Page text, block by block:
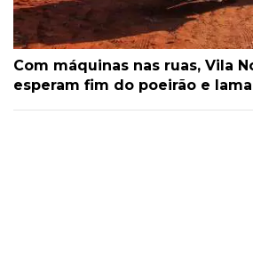
Com máquinas nas ruas, Vila
esperam fim do poeirão e